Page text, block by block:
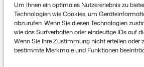
Um Ihnen ein optimales Nutzererlebnis zu
Technologien wie Cookies, um
abzurufen. Wenn Sie diesen Technologien
wie das Surfverhalten oder eindeutige IDs auf
Wenn Sie Ihre Zustimmung nicht erteilen oder
bestimmte Merkmale und Funktionen
Urheberrecht © 2026
vorbehalten.